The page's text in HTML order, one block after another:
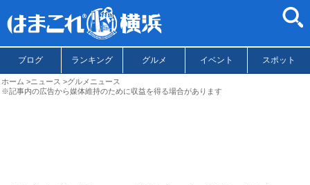
ブログ ランキング グルメ イベント スポット
ホーム ニュース
グルメニュース
※記事内の広告から媒体維持のために収益を得る場合があります